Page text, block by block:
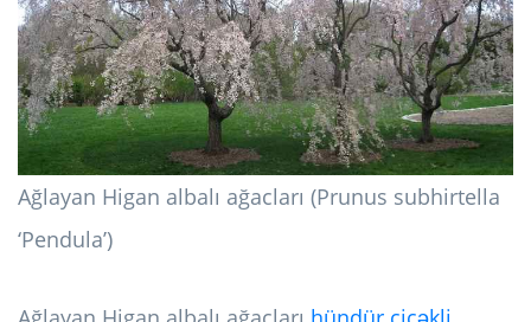
Ağlayan Higan albalı ağacları (Prunus subhirtella
‘Pendula’)